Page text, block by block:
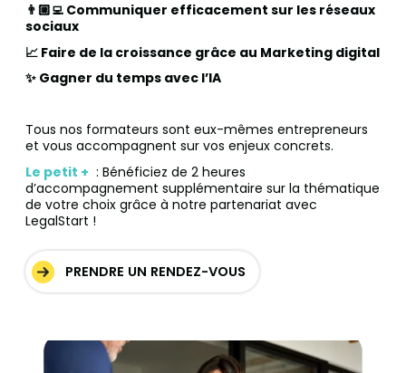
👨🏼‍💻 Communiquer efficacement sur les réseaux
sociaux
📈 Faire de la croissance grâce au Marketing digital
✨ Gagner du temps avec l’IA
Tous nos formateurs sont eux-mêmes entrepreneurs
et vous accompagnent sur vos enjeux concrets.
Le petit + : Bénéficiez de 2 heures
d’accompagnement supplémentaire sur la thématique
de votre choix grâce à notre partenariat avec
LegalStart !
PRENDRE UN RENDEZ-VOUS